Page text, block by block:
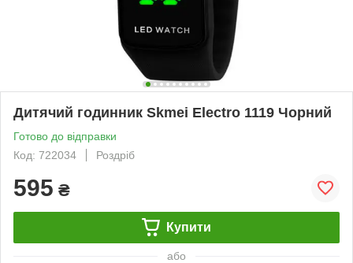
Дитячий годинник Skmei Electro 1119 Чорний
Готово до відправки
Код: 722034
Роздріб
595 ₴
Купити
або